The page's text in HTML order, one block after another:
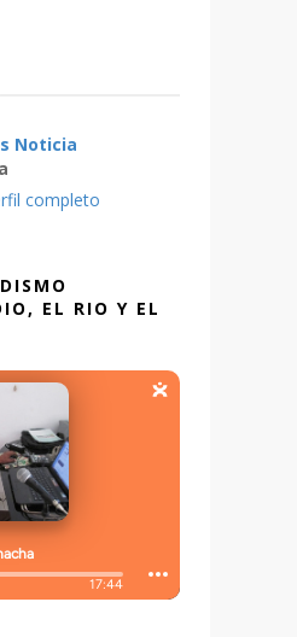
Noticia
completo
EL RIO Y EL